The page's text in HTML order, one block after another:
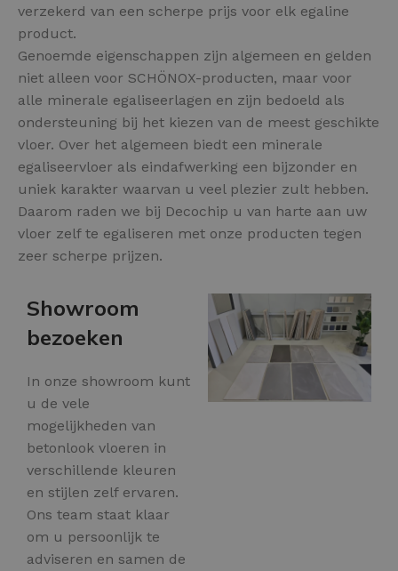
verzekerd van een scherpe prijs voor elk egaline
product.
Genoemde eigenschappen zijn algemeen en gelden
niet alleen voor SCHÖNOX-producten, maar voor
alle minerale egaliseerlagen en zijn bedoeld als
ondersteuning bij het kiezen van de meest geschikte
vloer. Over het algemeen biedt een minerale
egaliseervloer als eindafwerking een bijzonder en
uniek karakter waarvan u veel plezier zult hebben.
Daarom raden we bij Decochip u van harte aan uw
vloer zelf te egaliseren met onze producten tegen
zeer scherpe prijzen.
Showroom
bezoeken
In onze showroom kunt
u de vele
mogelijkheden van
betonlook vloeren in
verschillende kleuren
en stijlen zelf ervaren.
Ons team staat klaar
om u persoonlijk te
adviseren en samen de